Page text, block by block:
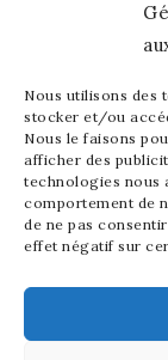
Nous utilisons des
stocker et/ou
Nous le faisons
afficher des
technologies nous
comportement de
de ne pas
effet négatif sur
Tinger
Fondatrice de
passion pour
Entre la
bonheur dans
bout de chou de
l'art sous